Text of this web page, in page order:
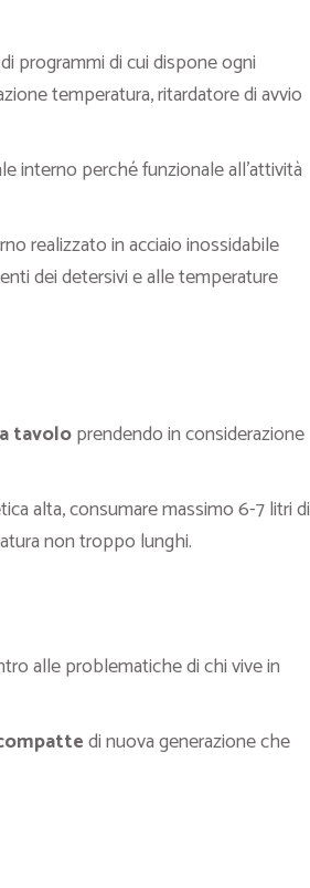
programmi di cui dispone ogni
temperatura, ritardatore di avvio
interno perché funzionale all’attività
realizzato in acciaio inossidabile
dei detersivi e alle temperature
tavoloprendendo in considerazione
alta, consumare massimo 6-7 litri di
non troppo lunghi.
alle problematiche di chi vive in
di nuova generazione che